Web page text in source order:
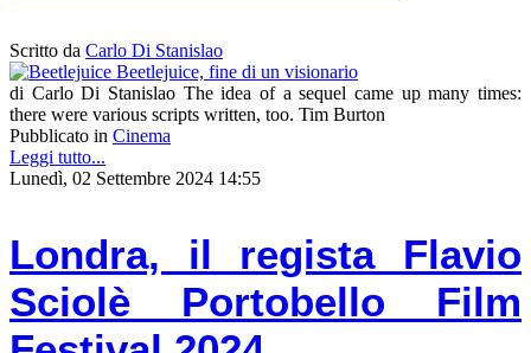
Scritto da Carlo Di Stanislao
di Carlo Di Stanislao The idea of a sequel came up many times:
there were various scripts written, too. Tim Burton
Pubblicato in Cinema
Leggi tutto...
Lunedì, 02 Settembre 2024 14:55
Londra, il regista Flavio
Sciolè Portobello Film